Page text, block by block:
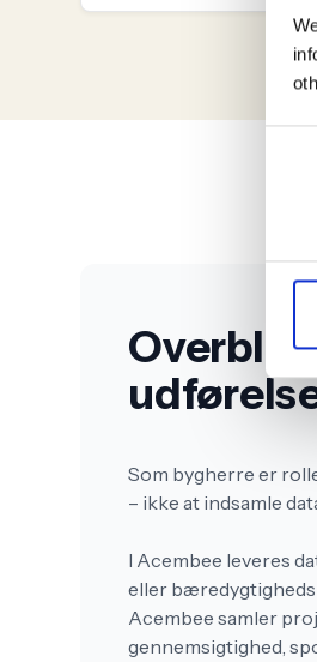
Overblik
Som bygherre er
– ikke at indsamle
I Acembee leveres
eller
Acembee samler
gennemsigtighed,